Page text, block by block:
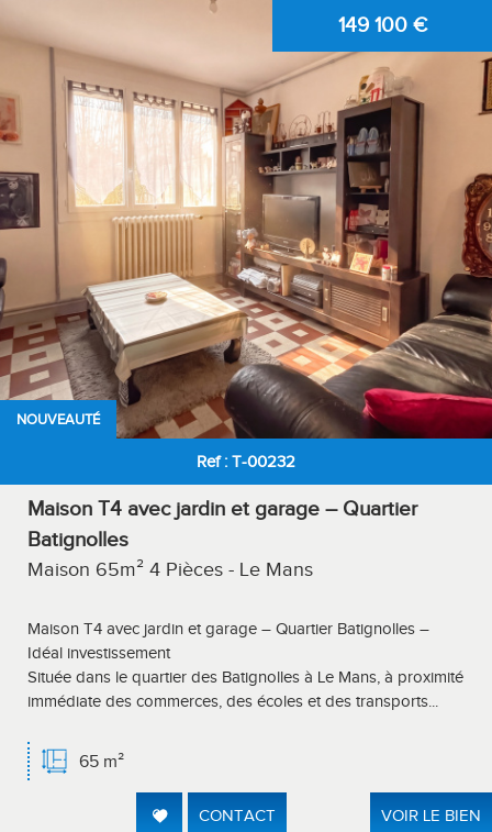
NOUVEAUTÉ
149 100 €
Ref : T-00232
Maison T4 avec jardin et garage – Quartier
Batignolles
Maison 65m² 4 Pièces - Le Mans
Maison T4 avec jardin et garage – Quartier Batignolles –
Idéal investissement
Située dans le quartier des Batignolles à Le Mans, à proximité
immédiate des commerces, des écoles et des transports...
65 m²
CONTACT VOIR LE BIEN